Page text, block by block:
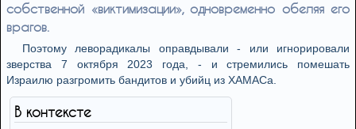
собственной «виктимизации», одновременно обеляя его
врагов.
Поэтому леворадикалы оправдывали - или игнорировали
зверства 7 октября 2023 года, - и стремились помешать
Израилю разгромить бандитов и убийц из ХАМАСа.
В контексте